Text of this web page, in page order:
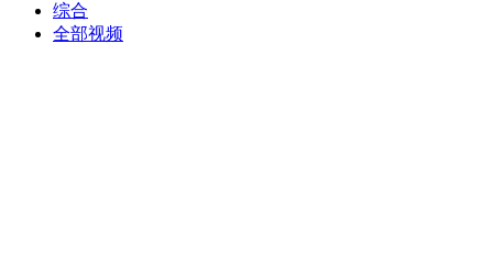
综合
全部视频